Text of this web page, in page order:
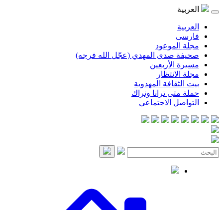
العربية
العربية
فارسی
مجلة الموعود
صحيفة صدى المهدي (عجّل الله فرجه)
مسيرة الأربعين
مجلة الانتظار
بيت الثقافة المهدوية
حملة متى ترانا ونراك
التواصل الاجتماعي